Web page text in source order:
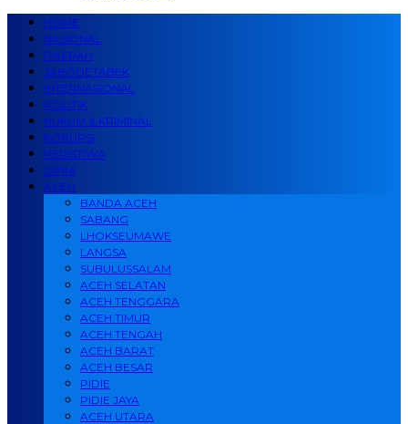
HOME
NASIONAL
DAERAH
JABODETABEK
INTERNASIONAL
POLITIK
HUKUM & KRIMINAL
KORUPSI
PERISTIWA
OPINI
ACEH
BANDA ACEH
SABANG
LHOKSEUMAWE
LANGSA
SUBULUSSALAM
ACEH SELATAN
ACEH TENGGARA
ACEH TIMUR
ACEH TENGAH
ACEH BARAT
ACEH BESAR
PIDIE
PIDIE JAYA
ACEH UTARA